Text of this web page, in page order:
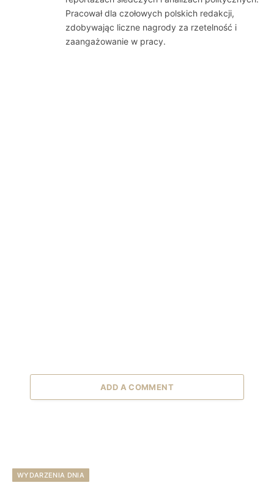
Pracował dla czołowych polskich redakcji,
zdobywając liczne nagrody za rzetelność i
zaangażowanie w pracy.
ADD A COMMENT
WYDARZENIA DNIA